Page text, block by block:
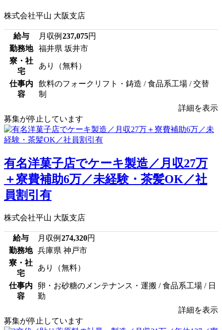
株式会社平山 大阪支店
給与 月収例 237,075円
勤務地
福井県 坂井市
寮・社
宅
あり（無料）
仕事内
容
飲料のフォークリフト・鋳造 / 食品系工場 / 交替
制
詳細を表示
募集が停止しています
有名洋菓子店でケーキ製造／月収27万
＋寮費補助6万／未経験・茶髪OK／社
員割引有
株式会社平山 大阪支店
給与 月収例 274,320円
勤務地
兵庫県 神戸市
寮・社
宅
あり（無料）
仕事内
容
卵・お砂糖のメンテナンス・運搬 / 食品系工場 / 日
勤
詳細を表示
募集が停止しています